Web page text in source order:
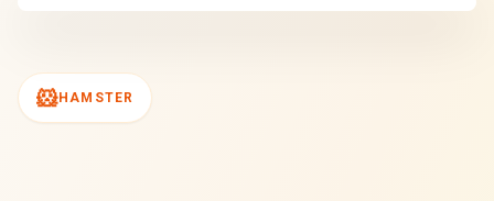
🐹HAMSTER